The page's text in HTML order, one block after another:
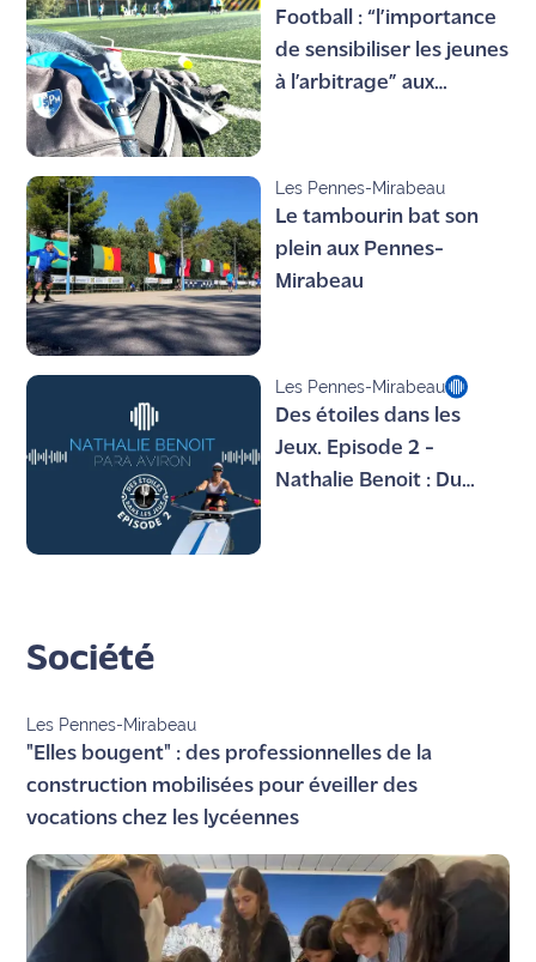
Football : “l’importance
de sensibiliser les jeunes
à l’arbitrage” aux
Les Pennes-Mirabeau
Le tambourin bat son
plein aux Pennes-
Mirabeau
Les Pennes-Mirabeau
Des étoiles dans les
Jeux. Episode 2 -
Nathalie Benoit : Du
Société
Les Pennes-Mirabeau
"Elles bougent" : des professionnelles de la
construction mobilisées pour éveiller des
vocations chez les lycéennes